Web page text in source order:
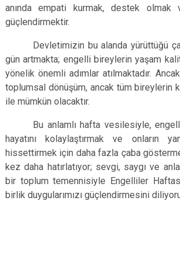
anında empati kurmak, destek olmak
güçlendirmektir.
Devletimizin bu alanda yürüttüğü
gün artmakta; engelli bireylerin yaşam
yönelik önemli adımlar atılmaktadır.
toplumsal dönüşüm, ancak tüm bireylerin
ile mümkün olacaktır.
Bu anlamlı hafta vesilesiyle, engelli
hayatını kolaylaştırmak ve onların
hissettirmek için daha fazla çaba
kez daha hatırlatıyor; sevgi, saygı ve
bir toplum temennisiyle Engelliler
birlik duygularımızı güçlendirmesini